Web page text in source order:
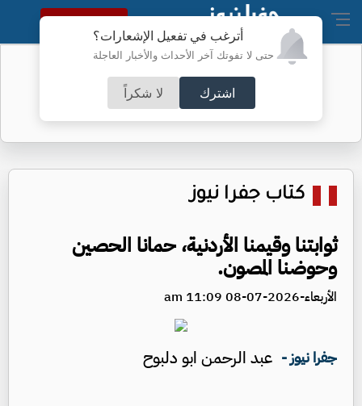
أترغب في تفعيل الإشعارات؟
حتى لا تفوتك آخر الأحداث والأخبار العاجلة
اشترك لا شكراً
النسخة الكاملة
كتاب جفرا نيوز
ثوابتنا وقيمنا الأردنية، حمانا الحصين
وحوضنا المصون.
الأربعاء-2026-07-08 11:09 am
جفرا نيوز - عبد الرحمن ابو دلبوح